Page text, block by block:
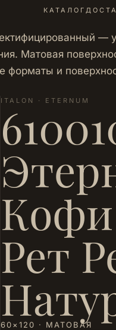
КАТАЛОГ
—
Матовая
форматы и
ITALON · ETERNUM
Кофи
Рет
60×120 · МАТОВАЯ